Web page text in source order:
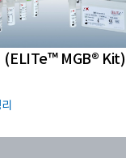
(ELITe™ MGB® Kit)